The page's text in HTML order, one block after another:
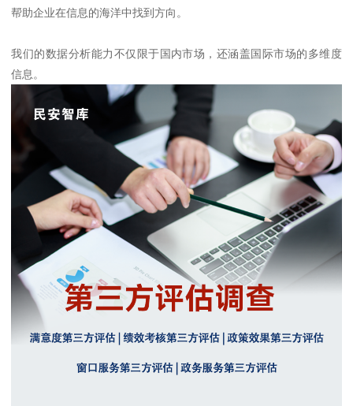
帮助企业在信息的海洋中找到方向。
我们的数据分析能力不仅限于国内市场，还涵盖国际市场的多维度
信息。